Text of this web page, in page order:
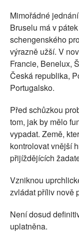
Mimořádné
Bruselu má v
schengenského
výrazně užší. V
Francie, Benelux,
Česká republika,
Portugalsko.
Před schůzkou
tom, jak by mělo
vypadat. Země,
kontrolovat vnější
přijíždějících
Vzniknou
zvládat příliv nově
Není dosud
uplatněna.